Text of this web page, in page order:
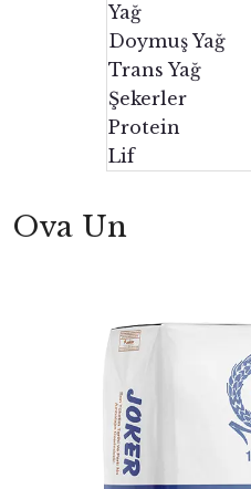
Yağ
Doymuş Yağ
Trans Yağ
Şekerler
Protein
Lif
Ova Un